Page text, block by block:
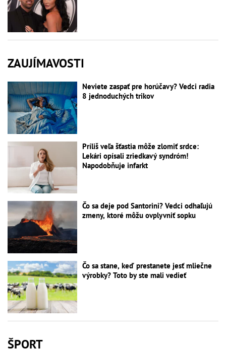
ZAUJÍMAVOSTI
Neviete zaspať pre horúčavy? Vedci radia
8 jednoduchých trikov
Príliš veľa šťastia môže zlomiť srdce:
Lekári opísali zriedkavý syndróm!
Napodobňuje infarkt
Čo sa deje pod Santorini? Vedci odhaľujú
zmeny, ktoré môžu ovplyvniť sopku
Čo sa stane, keď prestanete jesť mliečne
výrobky? Toto by ste mali vedieť
ŠPORT